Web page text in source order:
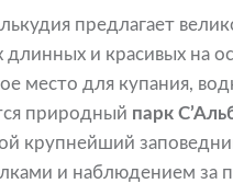
предлагает
и красивых на
место для купания,
природный парк
крупнейший
и наблюдением за